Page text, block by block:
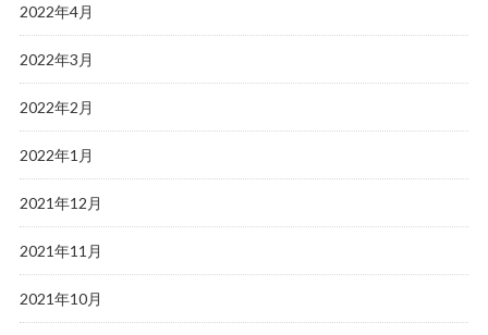
2022年4月
2022年3月
2022年2月
2022年1月
2021年12月
2021年11月
2021年10月